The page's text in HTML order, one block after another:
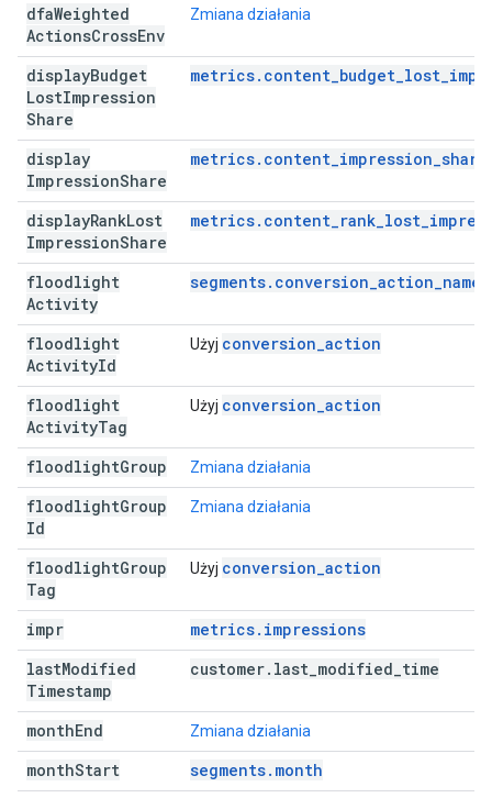
dfaWeighted
ActionsCrossEnv
Zmiana działania
displayBudget
LostImpression
Share
display
ImpressionShare
metrics.content_impression_share
displayRankLost
ImpressionShare
floodlight
Activity
segments.conversion_action_name
floodlight
ActivityId
Użyj conversion_action
floodlight
ActivityTag
Użyj conversion_action
floodlightGroup Zmiana działania
floodlightGroup
Id
Zmiana działania
floodlightGroup
Tag
Użyj conversion_action
impr
metrics.impressions
lastModified
Timestamp
customer. last modified time
monthEnd Zmiana działania
monthStart
segments.month